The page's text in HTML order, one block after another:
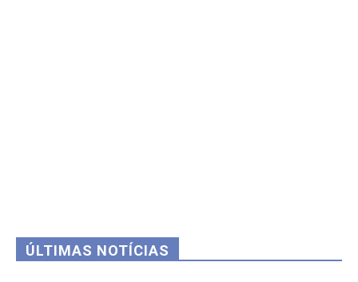
ÚLTIMAS NOTÍCIAS